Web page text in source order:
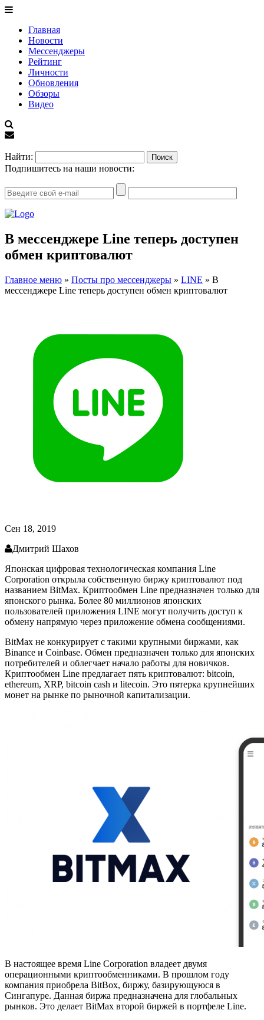
Главная
Новости
Мессенджеры
Рейтинг
Личности
Обновления
Обзоры
Видео
Найти:
Подпишитесь на наши новости:
В мессенджере Line теперь доступен
обмен криптовалют
Главное меню » Посты про мессенджеры » LINE » В
мессенджере Line теперь доступен обмен криптовалют
Сен 18, 2019
Дмитрий Шахов
Японская цифровая технологическая компания Line
Corporation открыла собственную биржу криптовалют под
названием BitMax. Криптообмен Line предназначен только для
японского рынка. Более 80 миллионов японских
пользователей приложения LINE могут получить доступ к
обмену напрямую через приложение обмена сообщениями.
BitMax не конкурирует с такими крупными биржами, как
Binance и Coinbase. Обмен предназначен только для японских
потребителей и облегчает начало работы для новичков.
Криптообмен Line предлагает пять криптовалют: bitcoin,
ethereum, XRP, bitcoin cash и litecoin. Это пятерка крупнейших
монет на рынке по рыночной капитализации.
В настоящее время Line Corporation владеет двумя
операционными криптообменниками. В прошлом году
компания приобрела BitBox, биржу, базирующуюся в
Сингапуре. Данная биржа предназначена для глобальных
рынков. Это делает BitMax второй биржей в портфеле Line.